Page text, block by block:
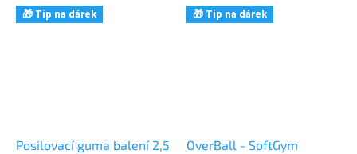
těla a rozvoj vytrvalosti. Cena za
pár.
pacientům při rehabilitačních...
🎁 Tip na dárek
Posilovací guma balení 2,5
🎁 Tip na dárek
OverBall - SoftGym